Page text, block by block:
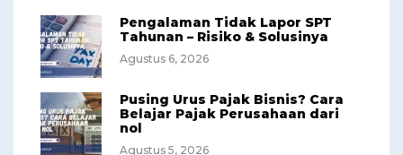
Pengalaman Tidak Lapor SPT
Tahunan – Risiko & Solusinya
Agustus 6, 2026
Pusing Urus Pajak Bisnis? Cara
Belajar Pajak Perusahaan dari
nol
Agustus 5, 2026